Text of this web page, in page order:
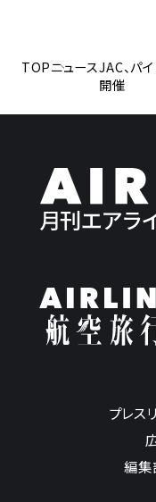
TOPニュースJAC、パ
開催
プレス
編集